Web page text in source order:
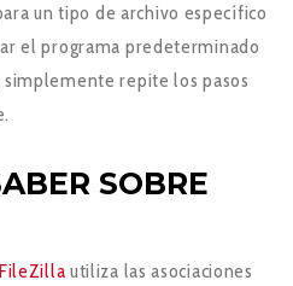
un tipo de archivo específico
el programa predeterminado
repite los pasos
SOBRE
FileZilla utiliza las asociaciones